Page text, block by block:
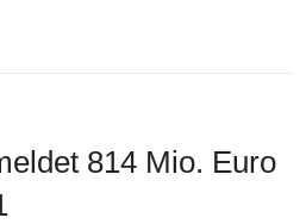
814 Mio. Euro